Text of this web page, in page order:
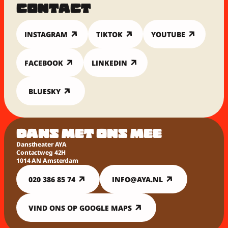
CONTACT
INSTAGRAM TIKTOK YOUTUBE
FACEBOOK LINKEDIN
BLUESKY
DANS MET ONS MEE
Danstheater AYA
Contactweg 42H
1014 AN Amsterdam
020 386 85 74 INFO@AYA.NL
VIND ONS OP GOOGLE MAPS